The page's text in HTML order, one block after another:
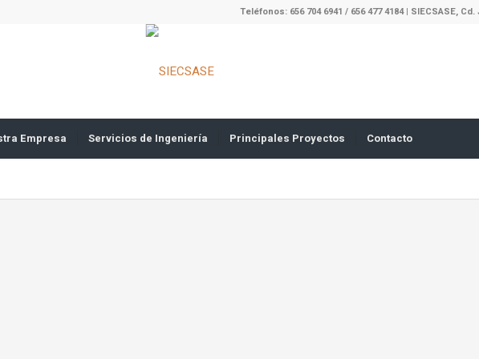
Teléfonos: 656 704 6941 / 656 477 4184 | SIECSASE,
Empresa Servicios de Ingeniería Principales Proyectos Contacto